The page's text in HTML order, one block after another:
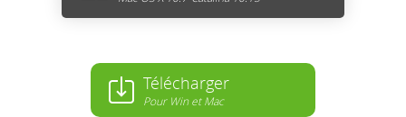
Télécharger
Pour Win et Mac